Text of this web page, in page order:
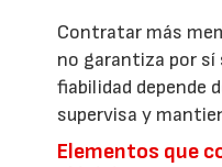
Contratar más
no garantiza por sí
fiabilidad depende
supervisa y
Elementos que